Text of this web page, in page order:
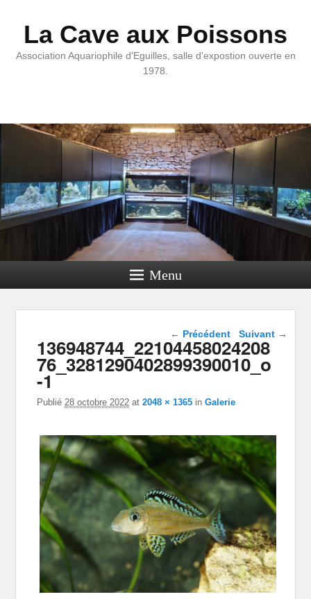
La Cave aux Poissons
Association Aquariophile d'Eguilles, salle d'expostion ouverte en
1978.
Menu
Navigation dans les
images
← Précédent Suivant →
136948744_22104458024208
76_3281290402899390010_o
-1
Publié 28 octobre 2022 at2048 × 1365 inGalerie